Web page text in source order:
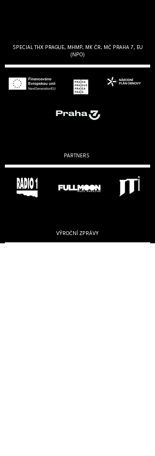
SPECIAL THX PRAGUE, MHMP, MK ČR, MČ PRAHA 7, EU
(NPO)
PARTNERS
VÝROČNÍ ZPRÁVY